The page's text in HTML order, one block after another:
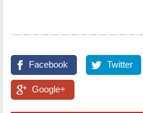
Facebook Twitter
Google+